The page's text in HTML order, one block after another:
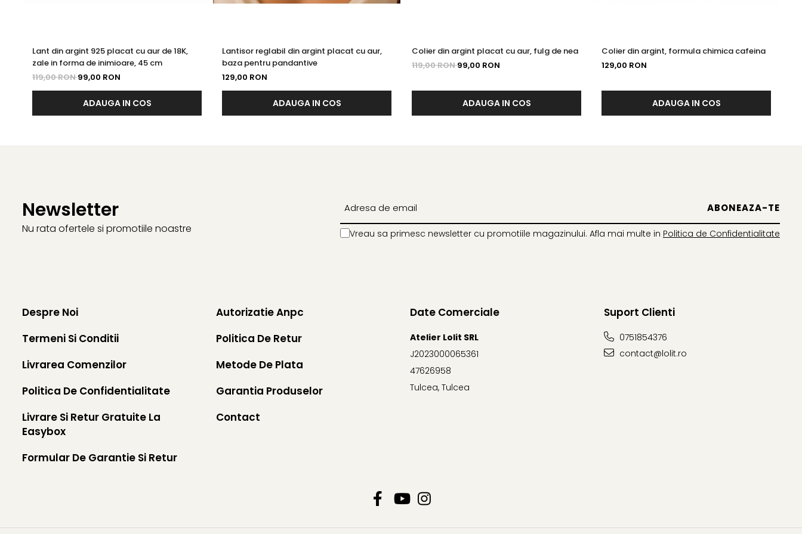
Lant din argint 925 placat cu aur de 18K,
zale in forma de inimioare, 45 cm
119,00 RON99,00 RON
ADAUGA IN COS
Lantisor reglabil din argint placat cu aur,
baza pentru pandantive
129,00 RON
ADAUGA IN COS
Colier din argint placat cu aur, fulg de nea
119,00 RON99,00 RON
ADAUGA IN COS
Colier din argint, formula chimica cafeina
129,00 RON
ADAUGA IN COS
Newsletter
Nu rata ofertele si promotiile noastre Vreau sa primesc newsletter cu promotiile magazinului. Afla mai multe in Politica de Confidentialitate
Despre Noi
Termeni Si Conditii
Livrarea Comenzilor
Politica De Confidentialitate
Livrare Si Retur Gratuite La
Easybox
Formular De Garantie Si Retur
Autorizatie Anpc
Politica De Retur
Metode De Plata
Garantia Produselor
Contact
Date Comerciale
Atelier Lolit SRL
J2023000065361
47626958
Tulcea, Tulcea
Suport Clienti
0751854376
contact@lolit.ro